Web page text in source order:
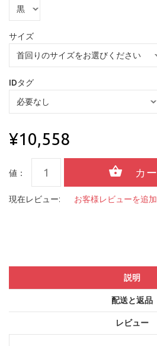
サイズ
IDタグ
¥10,558
値：
現在レビュー: お客様レビューを追加
説明
配送と返品
レビュー